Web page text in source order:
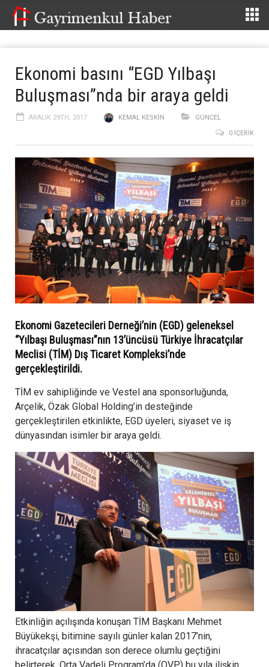
Ekonomi basını “EGD Yılbaşı
Buluşması”nda bir araya geldi
ARALIK 29TH, 2017 KEMAL KESKIN
GÜNCEL
0 İÇERIK
Ekonomi Gazetecileri Derneği’nin (EGD) geleneksel
“Yılbaşı Buluşması”nın 13’üncüsü Türkiye İhracatçılar
Meclisi (TİM) Dış Ticaret Kompleksi’nde
gerçekleştirildi.
TİM ev sahipliğinde ve Vestel ana sponsorluğunda,
Arçelik, Özak Global Holding’in desteğinde
gerçekleştirilen etkinlikte, EGD üyeleri, siyaset ve iş
dünyasından isimler bir araya geldi.
Etkinliğin açılışında konuşan TİM Başkanı Mehmet
Büyükekşi, bitimine sayılı günler kalan 2017’nin,
ihracatçılar açısından son derece olumlu geçtiğini